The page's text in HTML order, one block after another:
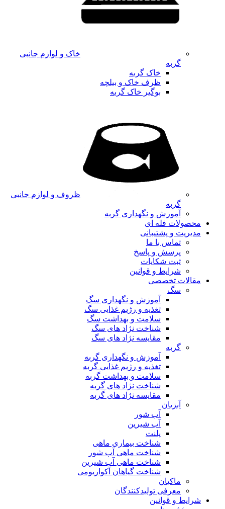
خاک و لوازم جانبی
گربه
خاک گربه
ظرف خاک و بیلچه
بوگیر خاک گربه
ظروف و لوازم جانبی
گربه
آموزش و نگهداری گربه
محصولات فله ای
مدیریت و پشتیبانی
تماس با ما
پرسش و پاسخ
ثبت شکایات
شرایط و قوانین
مقالات تخصصی
سگ
آموزش و نگهداری سگ
تغذیه و رژیم غذایی سگ
سلامت و بهداشت سگ
شناخت نژاد های سگ
مقایسه نژاد های سگ
گربه
آموزش و نگهداری گربه
تغذیه و رژیم غذایی گربه
سلامت و بهداشت گربه
شناخت نژاد های گربه
مقایسه نژاد های گربه
آبزیان
آب شور
آب شیرین
پلنت
شناخت بیماری ماهی
شناخت ماهی آب شور
شناخت ماهی آب شیرین
شناخت گیاهان آکواریومی
ماکیان
معرفی تولیدکنندگان
شرایط و قوانین